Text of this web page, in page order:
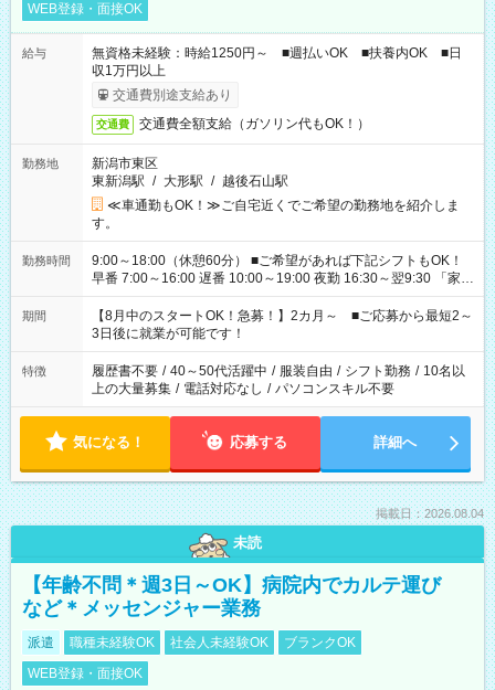
WEB登録・面接OK
給与
無資格未経験：時給1250円～ ■週払いOK ■扶養内OK ■日
収1万円以上
交通費別途支給あり
交通費 交通費全額支給（ガソリン代もOK！）
勤務地
新潟市東区
東新潟駅 / 大形駅 / 越後石山駅
≪車通勤もOK！≫ご自宅近くでご希望の勤務地を紹介しま
す。
勤務時間
9:00～18:00（休憩60分） ■ご希望があれば下記シフトもOK！
早番 7:00～16:00 遅番 10:00～19:00 夜勤 16:30～翌9:30 「家族
と休みを合わせたい」 「余裕を持って夕飯の準備がしたい」
「できれば残業はしたくない」 など、ご希望を教えてください
ね。 ※Wワーク希望の方へ 今ご覧のお仕事で希望する勤務時間
と、もう1つのお仕事の勤務時間。 合計で週40時間を超える場
合は応募できません。
期間
【8月中のスタートOK！急募！】2カ月～ ■ご応募から最短2～
3日後に就業が可能です！
特徴 履歴書不要 / 40～50代活躍中 / 服装自由 / シフト勤務 / 10名以
上の大量募集 / 電話対応なし / パソコンスキル不要
気になる！ 応募する 詳細へ
掲載日：2026.08.04
未読
【年齢不問＊週3日～OK】病院内でカルテ運び
など＊メッセンジャー業務
派遣 職種未経験OK 社会人未経験OK
ブランクOK
WEB登録・面接OK